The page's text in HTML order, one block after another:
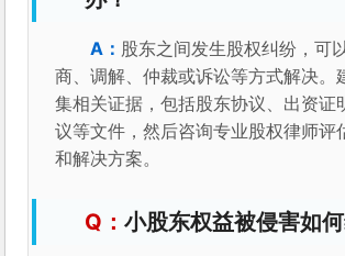
股东之间发生股权纠纷，可
商、调解、仲裁或诉讼等方式解决。
集相关证据，包括股东协议、出资证
议等文件，然后咨询专业股权律师评
和解决方案。
小股东权益被侵害如